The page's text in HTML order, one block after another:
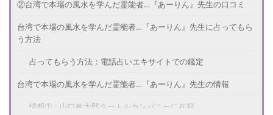
②台湾で本場の風水を学んだ霊能者…『あーりん』先生の口コミ
台湾で本場の風水を学んだ霊能者…『あーりん』先生に占ってもら
う方法
占ってもらう方法：電話占いエキサイトでの鑑定
台湾で本場の風水を学んだ霊能者…『あーりん』先生の情報
情報➀：山口敏太郎タートルカンパニーに在籍